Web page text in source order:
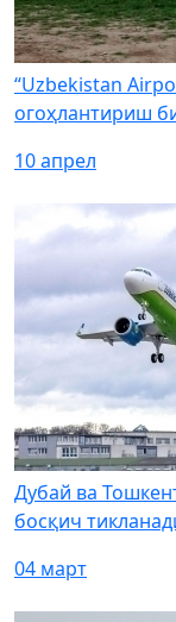
“Uzbekistan
огоҳлантириш
10 апрел
Дубай ва
босқич
04 март